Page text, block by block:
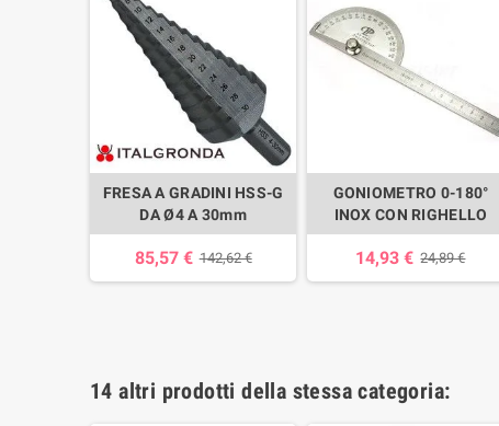
FRESA A GRADINI HSS-G
DA Ø4 A 30mm
85,57 € 142,62 €
GONIOMETRO 0-180°
INOX CON RIGHELLO
14,93 € 24,89 €
14 altri prodotti della stessa categoria: